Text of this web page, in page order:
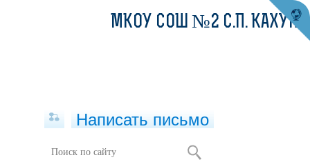
МКОУ СОШ №2 С.П. КАХУН
Написать письмо